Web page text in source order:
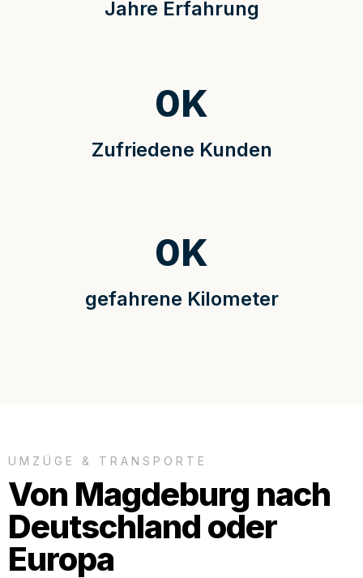
Jahre Erfahrung
Zufriedene Kunden
0K
gefahrene Kilometer
0K
UMZÜGE & TRANSPORTE
Von Magdeburg nach
Deutschland oder
Europa